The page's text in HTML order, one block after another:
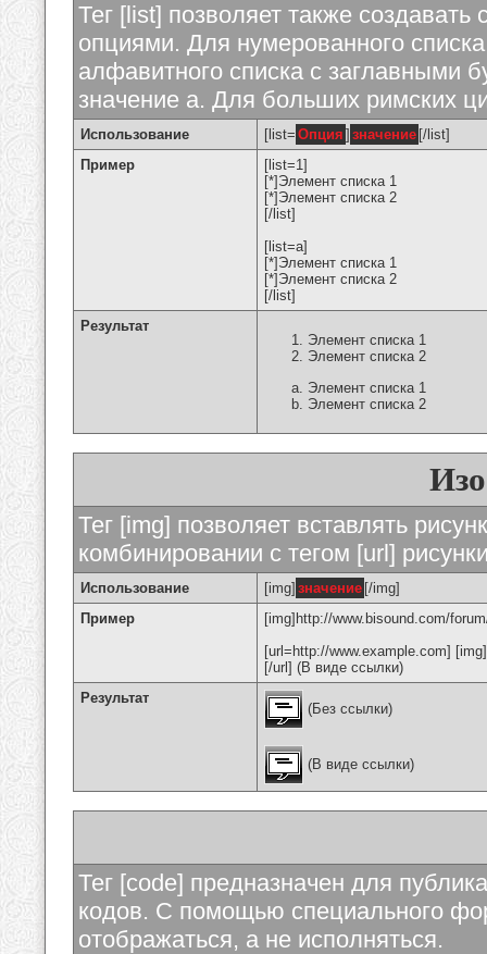
Тег [list] позволяет также
опциями. Для нумерованного
алфавитного списка с заглавными
значение а. Для больших римских
Использование [list= Опция ] значение [/list]
Пример
[list=1]
[*]Элемент списка 1
[*]Элемент списка 2
[/list]
[list=a]
[*]Элемент списка 1
[*]Элемент списка 2
[/list]
Результат
Элемент списка 1
Элемент списка 2
Элемент списка 1
Элемент списка 2
Тег [img] позволяет вставлять
комбинировании с тегом [url]
Использование [img] значение [/img]
Пример
[img]http://www.bisound.com/
[url=http://www.example.com]
[/url] (В виде ссылки)
Результат
(Без ссылки)
(В виде ссылки)
Тег [code] предназначен для
кодов. С помощью специального
отображаться, а не исполняться.